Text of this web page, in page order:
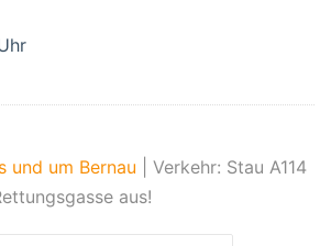
und um Bernau
Verkehr: Stau A114
aus!